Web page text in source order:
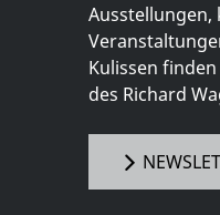
Ausstellungen,
Kulissen
des Richard